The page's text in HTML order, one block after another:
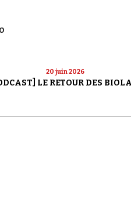
20 juin 2026
LE RETOUR DES